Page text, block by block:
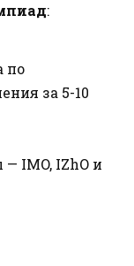
:
по
за 5-10
IMO, IZhO и